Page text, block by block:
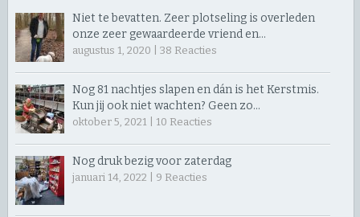
Niet te bevatten. Zeer plotseling is overleden
onze zeer gewaardeerde vriend en…
augustus 1, 2020 | 38 Reacties
Nog 81 nachtjes slapen en dán is het Kerstmis.
Kun jij ook niet wachten? Geen zo…
oktober 5, 2021 | 10 Reacties
Nog druk bezig voor zaterdag
januari 14, 2022 | 9 Reacties